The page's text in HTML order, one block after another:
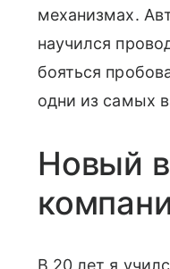
механизмах.
научился
бояться
одни из самых
Новый
В 20 лет я